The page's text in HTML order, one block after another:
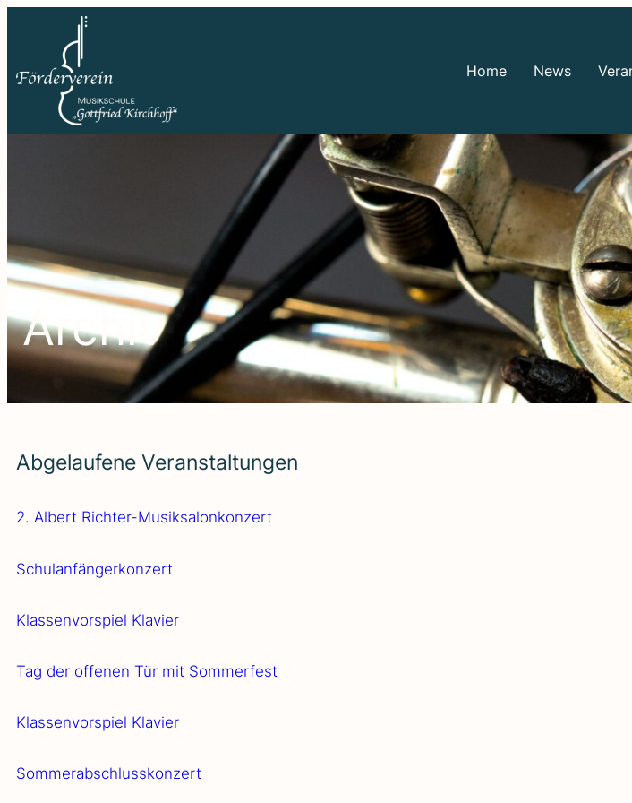
Home News
Archiv
Abge­lau­fe­ne Ver­an­stal­tun­gen
2. Albert Rich­­ter-Musi­k­­sa­­lon­­kon­­­zert
Schul­an­fän­ger­kon­zert
Klas­sen­vor­spiel Kla­vier
Tag der offe­nen Tür mit Som­mer­fest
Klas­sen­vor­spiel Kla­vier
Som­mer­ab­schluss­kon­zert